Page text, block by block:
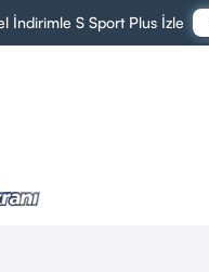
İndirimle S Sport Plus İzle